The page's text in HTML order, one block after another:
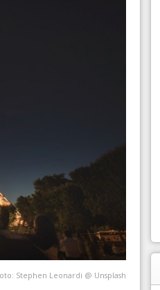
Stephen Leonardi @ Unsplash